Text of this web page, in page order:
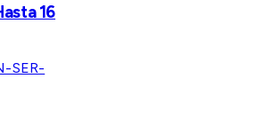
16
SER-